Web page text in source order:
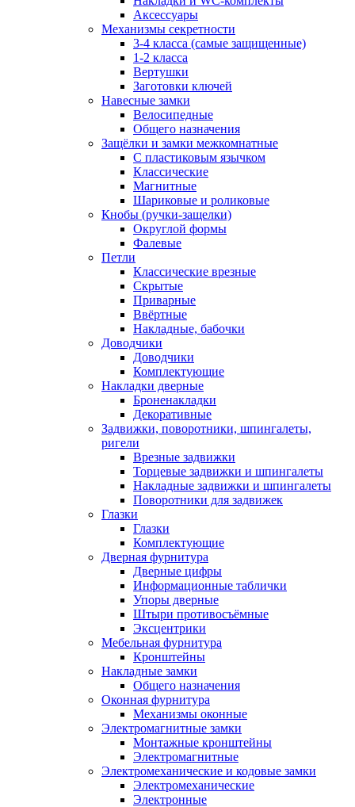
Аксессуары
Механизмы секретности
3-4 класса (самые защищенные)
1-2 класса
Вертушки
Заготовки ключей
Навесные замки
Велосипедные
Общего назначения
Защёлки и замки межкомнатные
С пластиковым язычком
Классические
Магнитные
Шариковые и роликовые
Кнобы (ручки-защелки)
Округлой формы
Фалевые
Петли
Классические врезные
Скрытые
Приварные
Ввёртные
Накладные, бабочки
Доводчики
Доводчики
Комплектующие
Накладки дверные
Броненакладки
Декоративные
Задвижки, поворотники, шпингалеты,
ригели
Врезные задвижки
Торцевые задвижки и шпингалеты
Накладные задвижки и шпингалеты
Поворотники для задвижек
Глазки
Глазки
Комплектующие
Дверная фурнитура
Дверные цифры
Информационные таблички
Упоры дверные
Штыри противосъёмные
Эксцентрики
Мебельная фурнитура
Кронштейны
Накладные замки
Общего назначения
Оконная фурнитура
Механизмы оконные
Электромагнитные замки
Монтажные кронштейны
Электромагнитные
Электромеханические и кодовые замки
Электромеханические
Электронные